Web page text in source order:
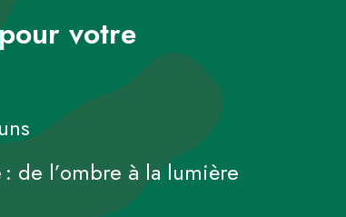
votre
de l’ombre à la lumière